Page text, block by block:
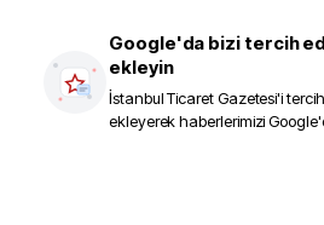
Google'da bizi tercih
ekleyin
İstanbul Ticaret Gazetesi'i
ekleyerek haberlerimizi